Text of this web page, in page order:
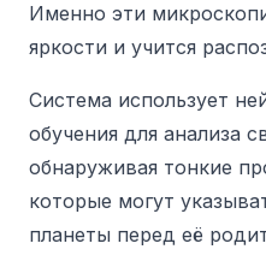
Именно эти
яркости и учится
Система использует
обучения для анализа
обнаруживая тонкие
которые могут
планеты перед её